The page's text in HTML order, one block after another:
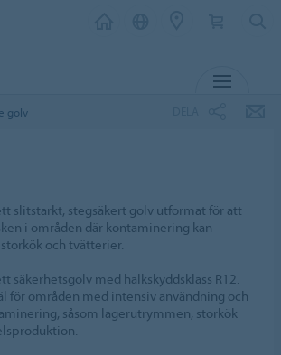
golv
slitstarkt, stegsäkert golv utformat för att
i områden där kontaminering kan
och tvätterier.
säkerhetsgolv med halkskyddsklass R12.
för områden med intensiv användning och
såsom lagerutrymmen, storkök